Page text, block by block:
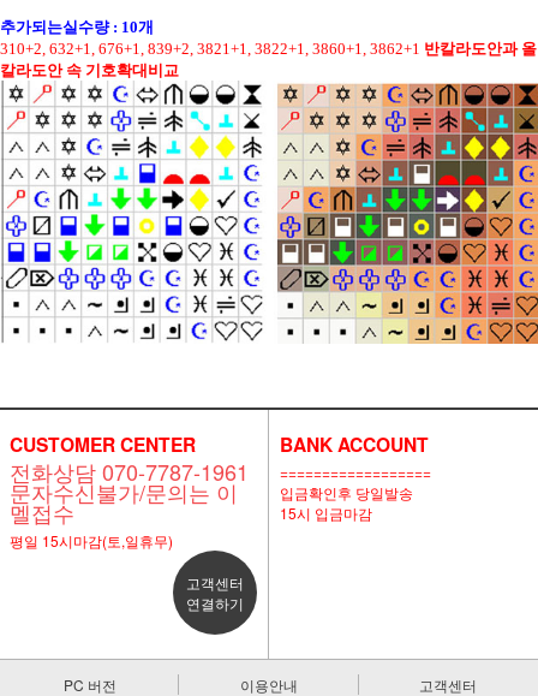
추가되는실수량 : 10개
310+2, 632+1, 676+1, 839+2, 3821+1, 3822+1, 3860+1, 3862+1 반칼라도안과 올
칼라도안 속 기호확대비교
CUSTOMER CENTER
전화상담 070-7787-1961
문자수신불가/문의는 이
멜접수
평일 15시마감(토,일휴무)
고객센터
연결하기
BANK ACCOUNT
==================
입금확인후 당일발송
15시 입금마감
PC 버전 이용안내 고객센터